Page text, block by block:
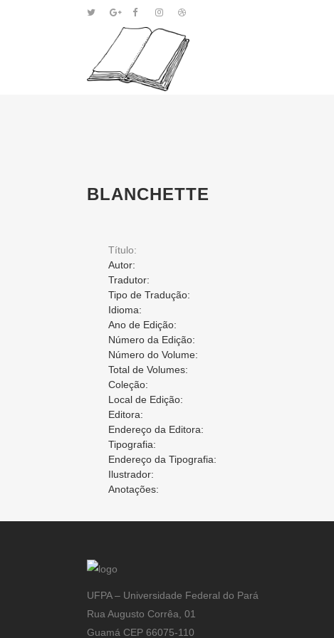
BLANCHETTE
Título:
Autor:
Tradutor:
Tipo de Tradução:
Idioma:
Ano de Edição:
Número da Edição:
Número do Volume:
Total de Volumes:
Coleção:
Local de Edição:
Editora:
Endereço da Editora:
Tipografia:
Endereço da Tipografia:
Ilustrador:
Anotações:
UFPA – Universidade Federal do Pará
Rua Augusto Corrêa, 01
Guamá CEP 66075-110